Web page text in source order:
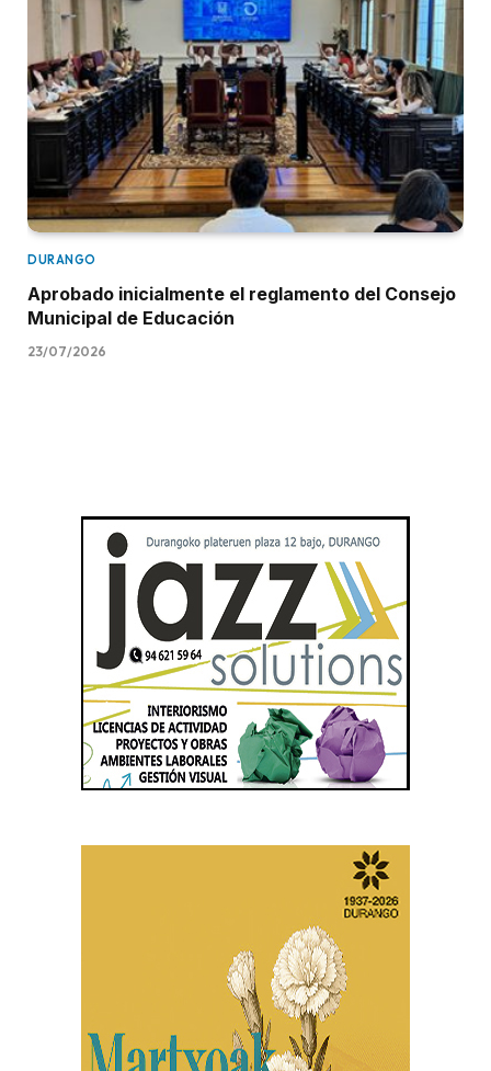
DURANGO
Aprobado inicialmente el reglamento del Consejo
Municipal de Educación
23/07/2026